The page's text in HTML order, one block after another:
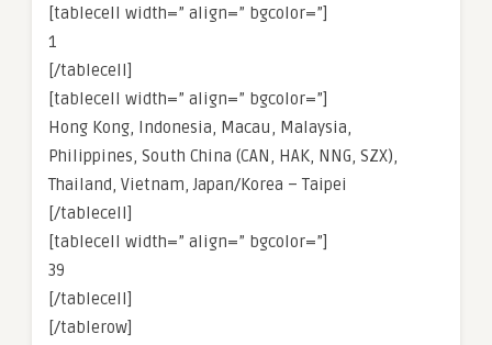
[tablecell width=” align=” bgcolor=”]
1
[/tablecell]
[tablecell width=” align=” bgcolor=”]
Hong Kong, Indonesia, Macau, Malaysia,
Philippines, South China (CAN, HAK, NNG, SZX),
Thailand, Vietnam, Japan/Korea – Taipei
[/tablecell]
[tablecell width=” align=” bgcolor=”]
39
[/tablecell]
[/tablerow]